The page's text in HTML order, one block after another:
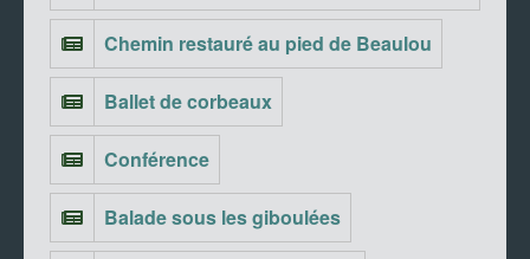
Chemin restauré au pied de Beaulou
Ballet de corbeaux
Conférence
Balade sous les giboulées